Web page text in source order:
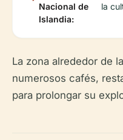
Nacional de
Islandia:
la
La zona alrededor de
numerosos cafés,
para prolongar su